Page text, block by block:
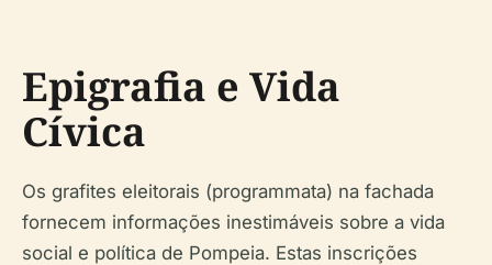
Epigrafia e Vida
Cívica
Os grafites eleitorais (programmata) na fachada
fornecem informações inestimáveis sobre a vida
social e política de Pompeia. Estas inscrições